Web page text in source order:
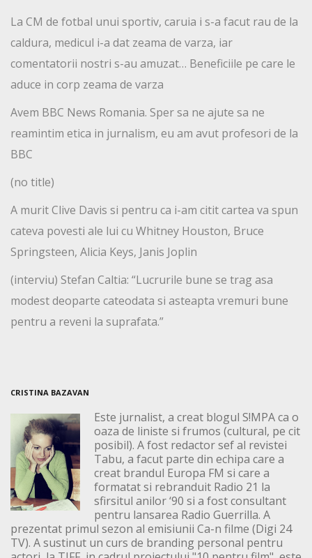
La CM de fotbal unui sportiv, caruia i s-a facut rau de la
caldura, medicul i-a dat zeama de varza, iar
comentatorii nostri s-au amuzat… Beneficiile pe care le
aduce in corp zeama de varza
Avem BBC News Romania. Sper sa ne ajute sa ne
reamintim etica in jurnalism, eu am avut profesori de la
BBC
(no title)
A murit Clive Davis si pentru ca i-am citit cartea va spun
cateva povesti ale lui cu Whitney Houston, Bruce
Springsteen, Alicia Keys, Janis Joplin
(interviu) Stefan Caltia: “Lucrurile bune se trag asa
modest deoparte cateodata si asteapta vremuri bune
pentru a reveni la suprafata.”
CRISTINA BAZAVAN
Este jurnalist, a creat blogul S!MPA ca o
oaza de liniste si frumos (cultural, pe cit
posibil). A fost redactor sef al revistei
Tabu, a facut parte din echipa care a
creat brandul Europa FM si care a
formatat si rebranduit Radio 21 la
sfirsitul anilor ‘90 si a fost consultant
pentru lansarea Radio Guerrilla. A
prezentat primul sezon al emisiunii Ca-n filme (Digi 24
TV). A sustinut un curs de branding personal pentru